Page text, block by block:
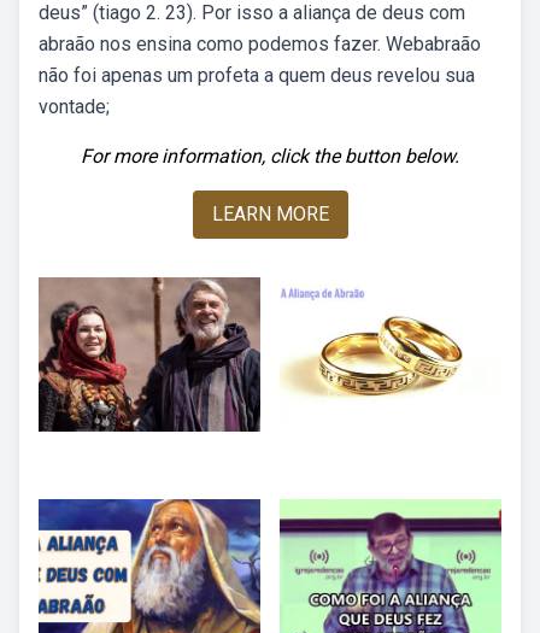
deus” (tiago 2. 23). Por isso a aliança de deus com
abraão nos ensina como podemos fazer. Webabraão
não foi apenas um profeta a quem deus revelou sua
vontade;
For more information, click the button below.
LEARN MORE